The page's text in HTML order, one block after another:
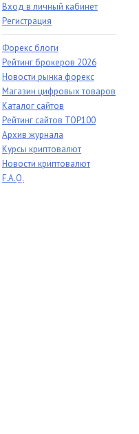
Вход в личный кабинет
Регистрация
Форекс блоги
Рейтинг брокеров 2026
Новости рынка форекс
Магазин цифровых товаров
Каталог сайтов
Рейтинг сайтов TOP100
Архив журнала
Курсы криптовалют
Новости криптовалют
F.A.Q.